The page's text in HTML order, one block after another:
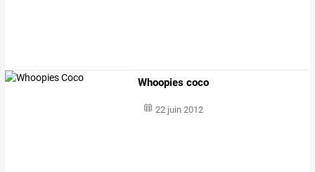
Whoopies coco
22 juin 2012